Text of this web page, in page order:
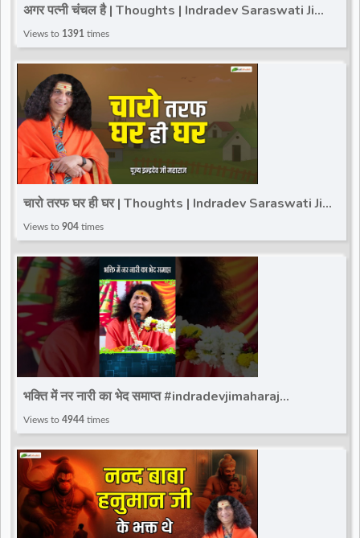
अगर पत्नी चंचल है | Thoughts | Indradev Saraswati Ji
Maharaj | Total Bhakti
Views to 1391 times
चारो तरफ घर ही घर | Thoughts | Indradev Saraswati Ji
Maharaj | Total Bhakti
Views to 904 times
भक्ति में नर नारी का भेद समाप्त #indradevjimaharaj
#totalbhakti #indradev_maharaj
Views to 4944 times